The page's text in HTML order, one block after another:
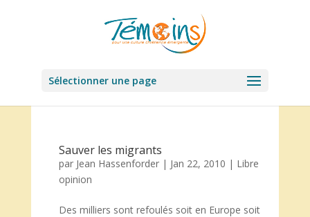
Sélectionner une page
Sauver les migrants
par Jean Hassenforder| Jan 22, 2010 | Libre
opinion
Des milliers sont refoulés soit en Europe soit